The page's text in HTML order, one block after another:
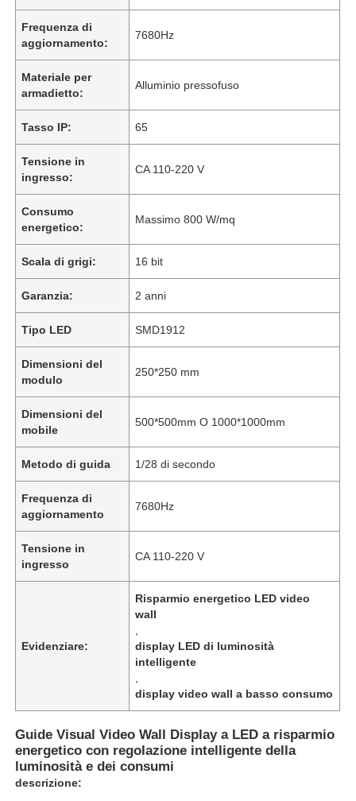
Casa.
Prodotti
Video
Visita alla fabbrica
Controllo di qualità
Frequenza di
aggiornamento:
7680Hz
Materiale per
armadietto:
Alluminio pressofuso
Tasso IP: 65
Tensione in
ingresso:
CA 110-220 V
Consumo
energetico:
Massimo 800 W/mq
Scala di grigi: 16 bit
Garanzia: 2 anni
Tipo LED SMD1912
Dimensioni del
modulo
250*250 mm
Dimensioni del
mobile
500*500mm O 1000*1000mm
Metodo di guida 1/28 di secondo
Frequenza di
aggiornamento
7680Hz
Tensione in
ingresso
CA 110-220 V
Evidenziare:
Risparmio energetico LED video
wall
display LED di luminosità
intelligente
display video wall a basso consumo
Guide Visual Video Wall Display a LED a risparmio
energetico con regolazione intelligente della
luminosità e dei consumi
descrizione: